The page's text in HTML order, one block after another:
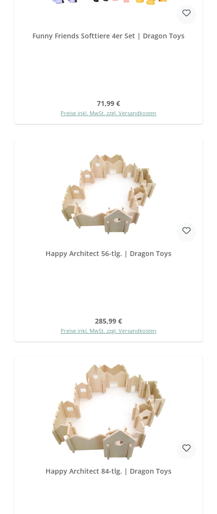
Funny Friends Softtiere 4er Set | Dragon Toys
Regulärer Preis:
71,99 €
Preise inkl. MwSt. zzgl. Versandkosten
Happy Architect 56-tlg. | Dragon Toys
Regulärer Preis:
285,99 €
Preise inkl. MwSt. zzgl. Versandkosten
Happy Architect 84-tlg. | Dragon Toys